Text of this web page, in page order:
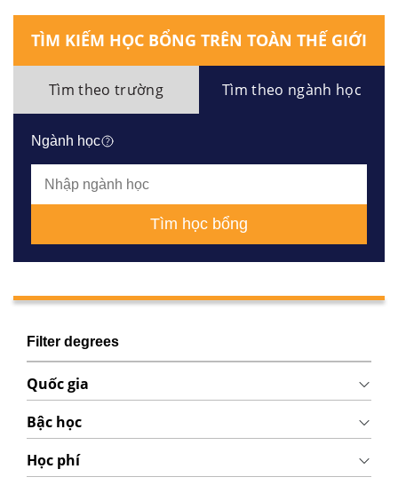
TÌM KIẾM HỌC BỔNG TRÊN TOÀN THẾ GIỚI
Tìm theo trường Tìm theo ngành học
Ngành học
Tìm học bổng
Filter degrees
Quốc gia
Bậc học
Học phí